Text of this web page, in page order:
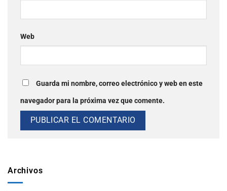
Archivos
Web
Guarda mi nombre, correo electrónico y web en este
navegador para la próxima vez que comente.